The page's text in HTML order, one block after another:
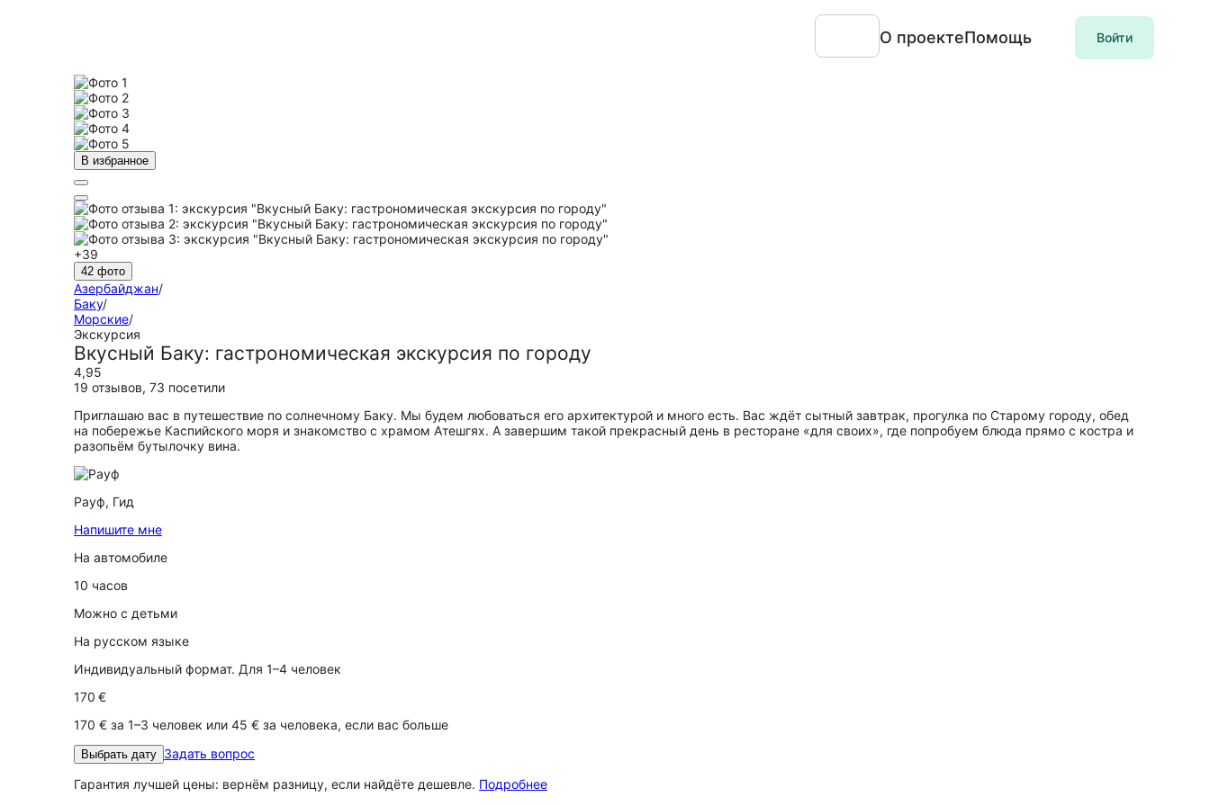
О проектеПомощь Войти
В избранное
+39
42 фото
Азербайджан/
Баку/
Морские/
Экскурсия
Вкусный Баку: гастрономическая экскурсия по городу
4,95
19 отзывов, 73 посетили
Приглашаю вас в путешествие по солнечному Баку. Мы будем любоваться его архитектурой и много есть. Вас ждёт сытный завтрак, прогулка по Старому городу, обед
на побережье Каспийского моря и знакомство с храмом Атешгях. А завершим такой прекрасный день в ресторане «для своих», где попробуем блюда прямо с костра и
разопьём бутылочку вина.
Рауф, Гид
Напишите мне
На автомобиле
10 часов
Можно с детьми
На русском языке
Индивидуальный формат. Для 1–4 человек
170 €
170 € за 1–3 человек или 45 € за человека, если вас больше
Выбрать дату Задать вопрос
Гарантия лучшей цены: вернём разницу, если найдёте дешевле. Подробнее